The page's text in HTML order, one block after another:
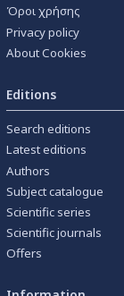
Όροι χρήσης
Privacy policy
About Cookies
Editions
Search editions
Latest editions
Authors
Subject catalogue
Scientific series
Scientific journals
Offers